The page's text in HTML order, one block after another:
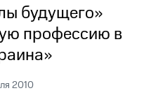
будущего»
профессию в
2010